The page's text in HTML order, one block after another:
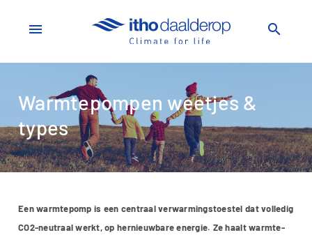
menu search
Warmtepompen weetjes &
types
Een warmtepomp is een centraal verwarmingstoestel dat volledig
CO2-neutraal werkt, op hernieuwbare energie. Ze haalt warmte-